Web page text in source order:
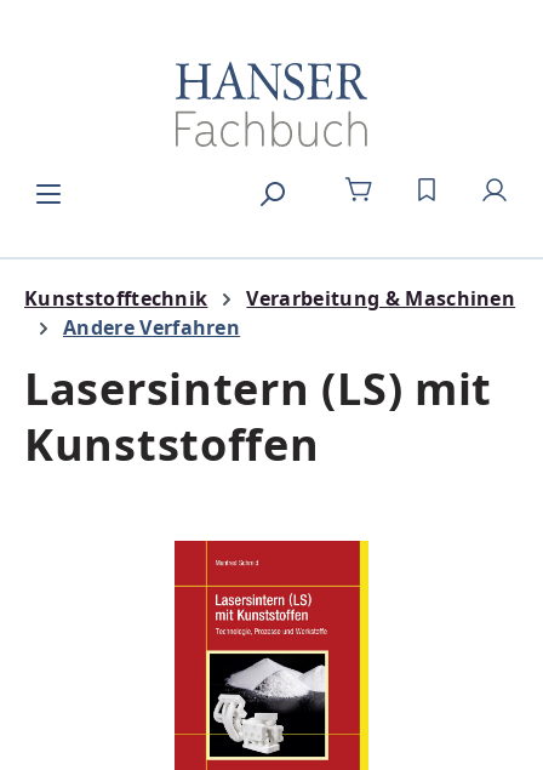
DU HAST 0
Kunststofftechnik
Verarbeitung & Maschinen
Andere Verfahren
Lasersintern (LS) mit
Kunststoffen
Bildergalerie überspringen